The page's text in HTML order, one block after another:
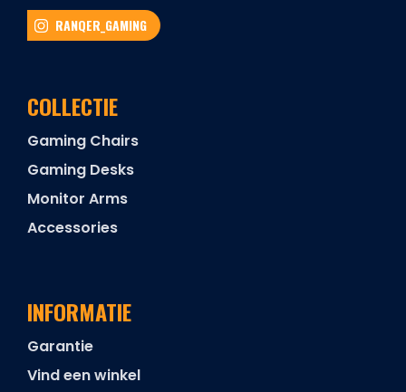
RANQER_GAMING
COLLECTIE
Gaming Chairs
Gaming Desks
Monitor Arms
Accessories
INFORMATIE
Garantie
Vind een winkel